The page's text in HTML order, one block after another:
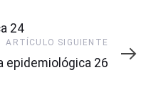
24
ARTÍCULO SIGUIENTE
epidemiológica 26